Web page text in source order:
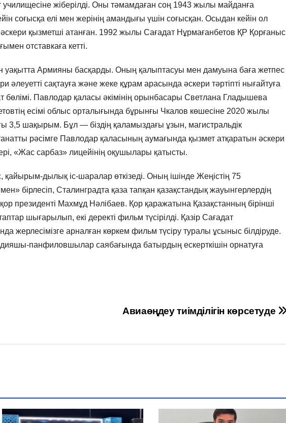
жіберілді. Оны тәмамдаған соң 1943 жылы майданға
соғысқа елі мен жерінің амандығы үшін соғысқан. Осыдан кейін ол
қызметші атанған. 1992 жылы Сағадат Нұрмағанбетов ҚР Қорғаныс
отставкаға кетті.
уақытта Армияны басқарды. Оның қалыптасуы мен дамуына баға жетпес
әлеуетті сақтауға және жеке құрам арасында әскери тәртіпті нығайтуға
бөлімі. Павлодар қаласы әкімінің орынбасары Светлана Гладышева
есімі облыс орталығында бұрынғы Чкалов көшесіне 2020 жылы
3,5 шақырым. Бұл — біздің қаламыздағы ұзын, магистральдік
рәсімге Павлодар қаласының аумағында қызмет атқаратын әскери
«Жас сарбаз» лицейінің оқушылары қатысты.
қайырым-дылық іс-шаралар өткізеді. Оның ішінде Жеңістің 75
бірлесіп, Сталинградта қаза тапқан қазақстандық жауынгерлердің
президенті Махмұд Нәлібаев. Қор қаражатына Қазақстанның бірінші
шығарылып, екі деректі фильм түсірілді. Қазір Сағадат
жерлесімізге арналған көркем фильм түсіру туралы ұсыныс білдіруде.
панфиловшылар саябағында батырдың ескерткішін орнатуға
Авиаөңдеу тиімділігін көрсетуде